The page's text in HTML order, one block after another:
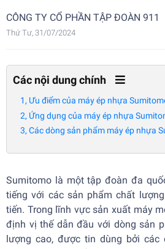
CÔNG TY CỔ PHẦN TẬP ĐOÀN 911
Thứ Tư, 31/07/2024
Các nội dung chính
1, Ưu điểm của máy ép nhựa
2, Ứng dụng của máy ép nhựa
3, Các dòng sản phẩm máy ép nhựa
Sumitomo là một tập đoàn đa
tiếng với các sản phẩm chất
tiến. Trong lĩnh vực sản xuất máy
định vị thế dẫn đầu với dòng sản
lượng cao, được tin dùng bởi các